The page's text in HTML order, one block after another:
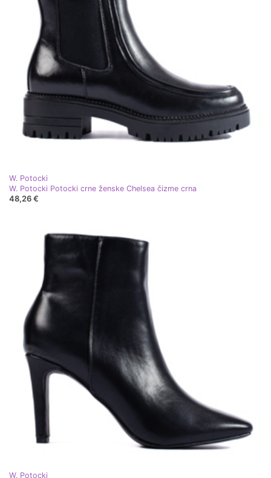
W. Potocki
W. Potocki Potocki crne ženske Chelsea čizme crna
48,26 €
W. Potocki